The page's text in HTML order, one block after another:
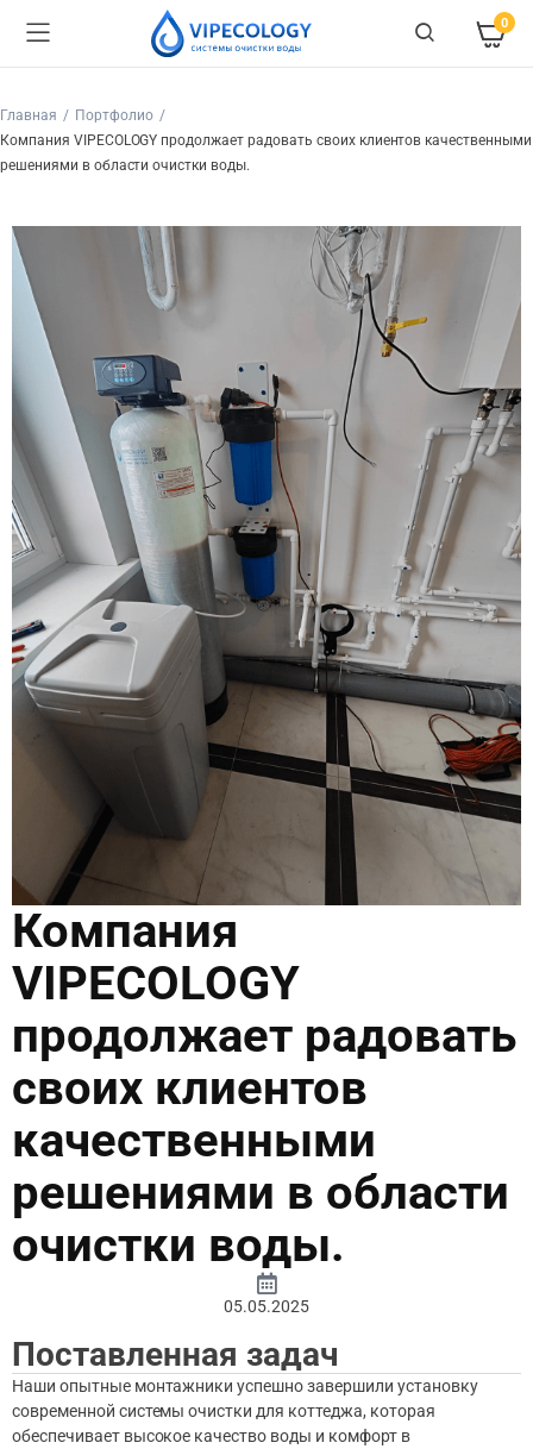
0
Главная
Портфолио
Компания VIPECOLOGY продолжает радовать своих клиентов качественными
решениями в области очистки воды.
Компания
VIPECOLOGY
продолжает радовать
своих клиентов
качественными
решениями в области
очистки воды.
05.05.2025
Поставленная задач
Наши опытные монтажники успешно завершили установку
современной системы очистки для коттеджа, которая
обеспечивает высокое качество воды и комфорт в